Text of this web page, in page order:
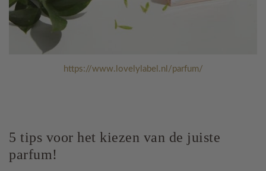
https://www.lovelylabel.nl/parfum/
5 tips voor het kiezen van de juiste
parfum!